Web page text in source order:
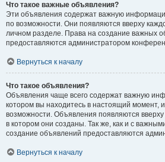
Что такое важные объявления?
Эти объявления содержат важную
по возможности. Они появляются вверху
личном разделе. Права на создание важных
предоставляются администратором
Вернуться к началу
Что такое объявления?
Объявления чаще всего содержат важную
котором вы находитесь в настоящий момент,
возможности. Объявления появляются
в котором они созданы. Так же, как и с
создание объявлений предоставляются
Вернуться к началу